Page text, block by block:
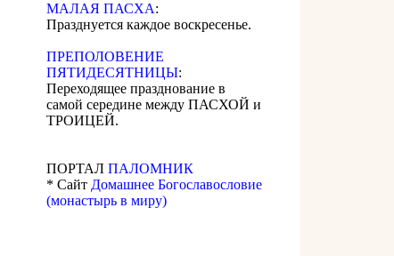
МАЛАЯ ПАСХА:
Празднуется каждое воскресенье.
ПРЕПОЛОВЕНИЕ
ПЯТИДЕСЯТНИЦЫ:
Переходящее празднование в
самой середине между ПАСХОЙ и
ТРОИЦЕЙ.
ПОРТАЛ ПАЛОМНИК
* Сайт Домашнее Богославословие
(монастырь в миру)